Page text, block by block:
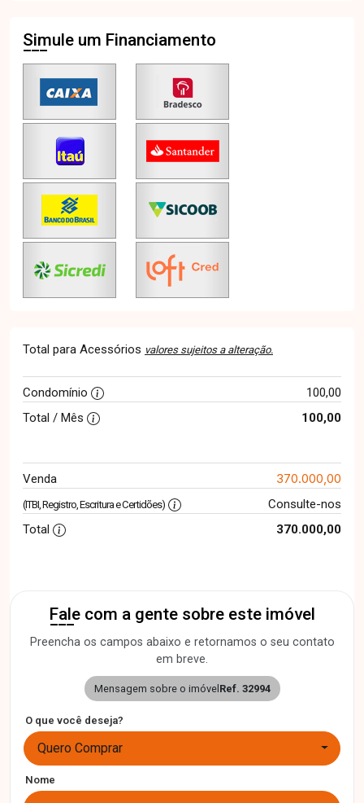
Simule um Financiamento
Total para Acessórios valores sujeitos a alteração.
Condomínio
100,00
Total / Mês
100,00
Venda 370.000,00
(ITBI, Registro, Escritura e Certidões)
Consulte-nos
Total
370.000,00
Fale com a gente sobre este imóvel
Preencha os campos abaixo e retornamos o seu contato
em breve.
Mensagem sobre o imóvelRef. 32994
O que você deseja?
Quero Comprar
Nome